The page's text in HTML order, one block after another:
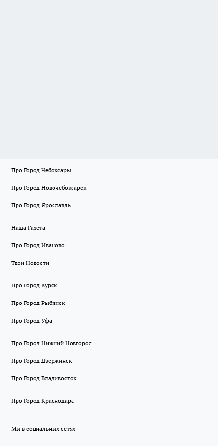
Про Город Чебоксары
Про Город Новочебоксарск
Про Город Ярославль
Наша Газета
Про Город Иваново
Твои Новости
Про Город Курск
Про Город Рыбинск
Про Город Уфа
Про Город Нижний Новгород
Про Город Дзержинск
Про Город Владивосток
Про Город Краснодара
Мы в социальных сетях